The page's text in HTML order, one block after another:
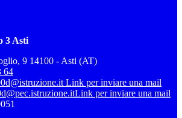
3 Asti
9 14100 - Asti (AT)
64
Link per inviare una mail
Link per inviare una mail